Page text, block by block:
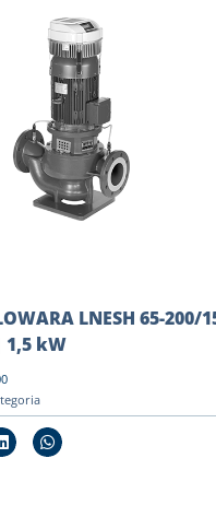
LNESH 65-200/
1,5 kW